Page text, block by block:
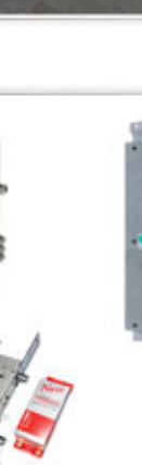
Итальянский орех